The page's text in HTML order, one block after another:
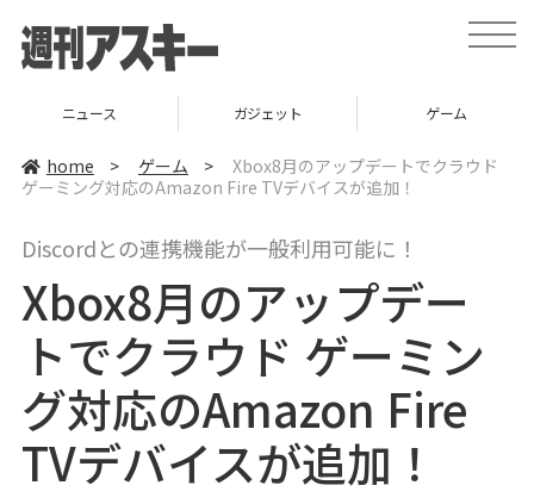
t
o
v
ニュース ガジェット ゲーム
home > ゲーム >
Xbox8月のアップデートでクラウド
ゲーミング対応のAmazon Fire TVデバイスが追加！
Discordとの連携機能が一般利用可能に！
Xbox8月のアップデー
トでクラウド ゲーミン
グ対応のAmazon Fire
TVデバイスが追加！